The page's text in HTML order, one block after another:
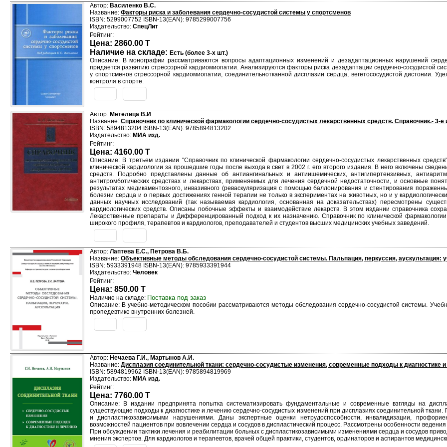
Автор: Василенко В.С.
Название: Факторы риска и заболевания сердечно-сосудистой системы у спортсменов
ISBN: 5299007752 ISBN-13(EAN): 9785299007756
Издательство: СпецЛит
Рейтинг:
Цена: 2860.00 T
Наличие на складе: Есть (более 3-х шт.)
Описание: В монографии рассматриваются вопросы адаптационных изменений и дезадаптационных нарушений
придается развитию стрессорной кардиомиопатии. Анализируются факторы риска дезадаптации сердечно-сосудистой
у спортсменов стрессорной кардиомиопатии, соединительнотканной дисплазии сердца, вегетососудистой дистонии.
контроля в спорте.
Автор: Метелица В.И
Название: Справочник по клинической фармакологии сердечно-сосудистых лекарственных средств. Справочник.- 3-е
ISBN: 5894813204 ISBN-13(EAN): 9785894813202
Издательство: МИА изд.
Рейтинг:
Цена: 4160.00 T
Описание: В третьем издании "Справочник по клинической фармакологии сердечно-сосудистых лекарственных
клинической кардиологии за прошедшие годы после выхода в свет в 2002 г. его второго издания. В него включены
средств. Подробно представлены данные об антиангинальных и антиишемических, антигипертензивных,
антитромботических средствах и лекарствах, применяемых для лечения сердечной недостаточности, и основные
результатах медикаментозного, инвазивного (реваскуляризация с помощью баллонирования и стентирования
болезни сердца и о первых достижениях генной терапии не только в экспериментах на животных, но и у
данных научных исследований (так называемая кардиология, основанная на доказательствах) пересмотрены
кардиологических средств. Описаны побочные эффекты и взаимодействие лекарств. В этом издании справочника
Лекарственные препараты и Дифференцированный подход к их назначению. Справочник по клинической
широкого профиля, терапевтов и кардиологов, преподавателей и студентов высших медицинских учебных заведений.
Автор: Лаптева Е.С., Петрова В.Б.
Название: Объективные методы обследования сердечно-сосудистой системы. Пальпация, перкуссия, аускультация:
ISBN: 5933391948 ISBN-13(EAN): 9785933391944
Издательство: Человек
Рейтинг:
Цена: 850.00 T
Наличие на складе: Поставка под заказ
Описание: В учебно-методическом пособии рассматриваются методы обследования сердечно-сосудистой системы.
пропедевтике внутренних болезней.
Автор: Нечаева Г.И., Мартынов А.И.
Название: Дисплазия соединительной ткани: сердечно-сосудистые изменения, современные подходы к диагностике
ISBN: 5894819962 ISBN-13(EAN): 9785894819969
Издательство: МИА изд.
Рейтинг:
Цена: 7760.00 T
Описание: В издании предпринята попытка систематизировать фундаментальные и современные взгляды на
существующие подходы к диагностике и лечению сердечно-сосудистых изменений при дисплазиях соединительной
и диспластикозависимыми нарушениями. Даны экспертные оценки нетрудоспособности, инвалидизации,
возможностей пациентов при вовлечении сердца и сосудов в диспластический процесс. Рассмотрены особенности
При обсуждении тактики лечения и реабилитации больных с диспластикозависимыми изменениями сердца и сосудов
мнения экспертов. Для кардиологов и терапевтов, врачей общей практики, студентов, ординаторов и аспирантов